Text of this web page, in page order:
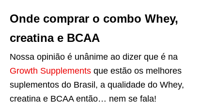
Onde comprar o combo Whey,
creatina e BCAA
Nossa opinião é unânime ao dizer que é na
Growth Supplements que estão os melhores
suplementos do Brasil, a qualidade do Whey,
creatina e BCAA então… nem se fala!